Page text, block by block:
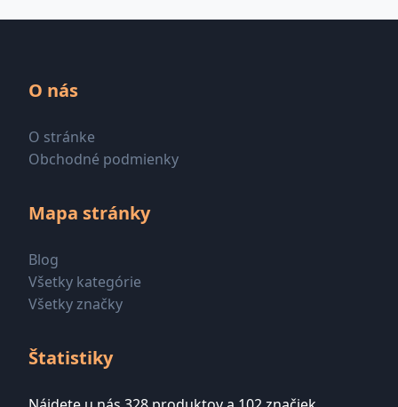
O nás
O stránke
Obchodné podmienky
Mapa stránky
Blog
Všetky kategórie
Všetky značky
Štatistiky